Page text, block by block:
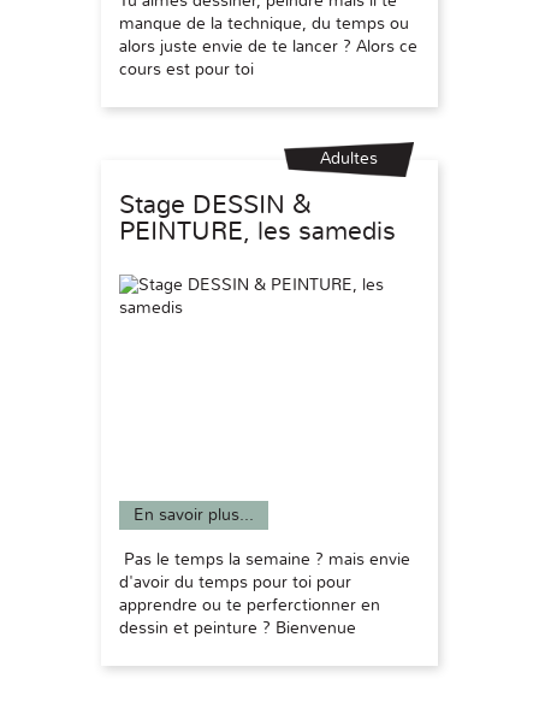
manque de la technique, du temps ou
alors juste envie de te lancer ? Alors ce
cours est pour toi
Stage DESSIN &
PEINTURE, les samedis
En savoir plus...
Pas le temps la semaine ? mais envie
d'avoir du temps pour toi pour
apprendre ou te perferctionner en
dessin et peinture ? Bienvenue
Adultes